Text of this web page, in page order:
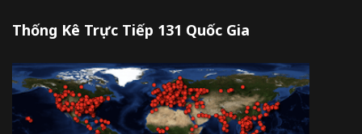
Thống Kê Trực Tiếp 131 Quốc Gia